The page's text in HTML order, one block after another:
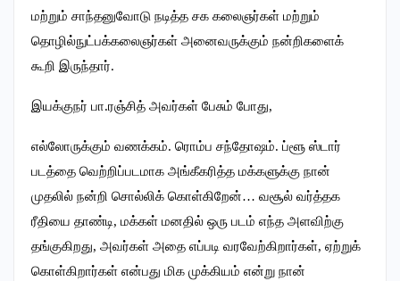
மற்றும் சாந்தனுவோடு நடித்த சக கலைஞர்கள் மற்றும்
தொழில்நுட்பக்கலைஞர்கள் அனைவருக்கும் நன்றிகளைக்
கூறி இருந்தார்.
இயக்குநர் பா.ரஞ்சித் அவர்கள் பேசும் போது,
எல்லோருக்கும் வணக்கம். ரொம்ப சந்தோஷம். ப்ளூ ஸ்டார்
படத்தை வெற்றிப்படமாக அங்கீகரித்த மக்களுக்கு நான்
முதலில் நன்றி சொல்லிக் கொள்கிறேன்… வசூல் வர்த்தக
ரீதியை தாண்டி, மக்கள் மனதில் ஒரு படம் எந்த அளவிற்கு
தங்குகிறது, அவர்கள் அதை எப்படி வரவேற்கிறார்கள், ஏற்றுக்
கொள்கிறார்கள் என்பது மிக முக்கியம் என்று நான்